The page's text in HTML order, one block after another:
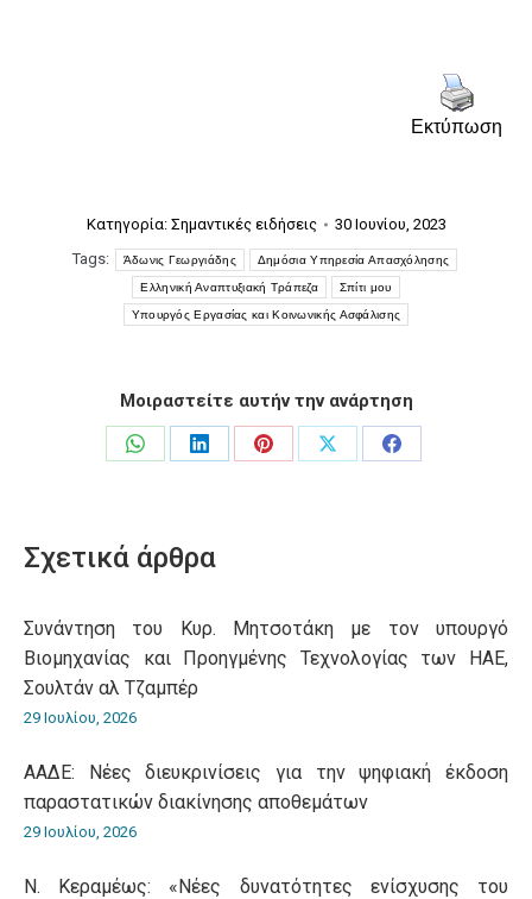
Εκτύπωση
Κατηγορία: Σημαντικές ειδήσεις
30 Ιουνίου, 2023
Tags:
Άδωνις Γεωργιάδης Δημόσια Υπηρεσία Απασχόλησης
Ελληνική Αναπτυξιακή Τράπεζα Σπίτι μου
Υπουργός Εργασίας και Κοινωνικής Ασφάλισης
Μοιραστείτε αυτήν την ανάρτηση
Share
Share
Share
Share
Share
Σχετικά άρθρα
Συνάντηση του Κυρ. Μητσοτάκη με τον υπουργό
Βιομηχανίας και Προηγμένης Τεχνολογίας των ΗΑΕ,
Σουλτάν αλ Τζαμπέρ
29 Ιουλίου, 2026
ΑΑΔΕ: Νέες διευκρινίσεις για την ψηφιακή έκδοση
παραστατικών διακίνησης αποθεμάτων
29 Ιουλίου, 2026
Ν. Κεραμέως: «Νέες δυνατότητες ενίσχυσης του